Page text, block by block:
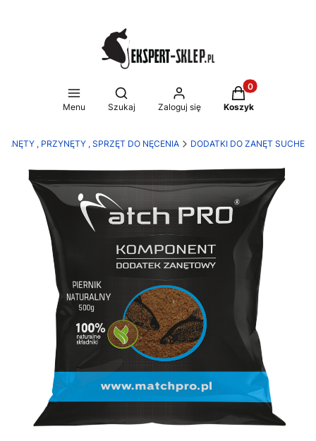
Menu
Otwórz wyszukiwarkę
Szukaj Zaloguj się
Produkty w
Koszyk
ZANĘTY , PRZYNĘTY , SPRZĘT DO NĘCENIA DODATKI DO ZANĘT SUCHE